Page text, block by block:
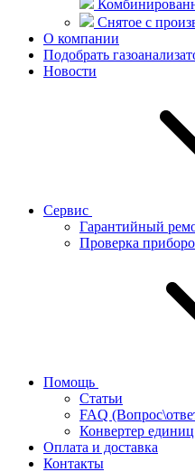
Снятое с
О компании
Подобрать
Новости
Сервис
Гарантийный
Проверка
Помощь
Статьи
FAQ
Конвертер
Оплата и доставка
Контакты